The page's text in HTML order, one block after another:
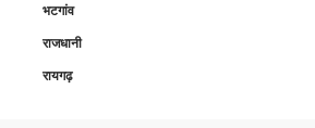
भटगांव
राजधानी
रायगढ़